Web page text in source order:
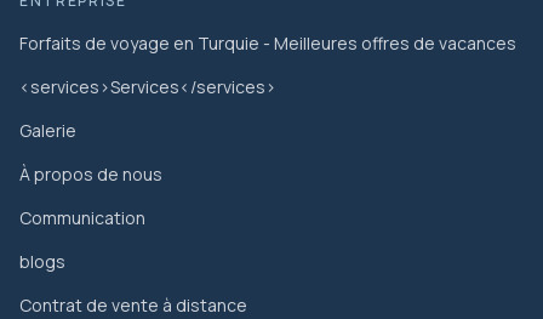
Forfaits de voyage en Turquie - Meilleures offres de vacances
<services>Services</services>
Galerie
À propos de nous
Communication
blogs
Contrat de vente à distance